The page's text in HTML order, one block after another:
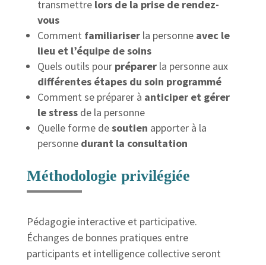
transmettre lors de la prise de rendez-
vous
Comment familiariserla personne avec le
lieu et l’équipe de soins
Quels outils pour préparer la personne aux
différentes étapes du soin programmé
Comment se préparer à anticiper et gérer
le stressde la personne
Quelle forme desoutien apporter à la
personne durant la consultation
Méthodologie privilégiée
Pédagogie interactive et participative.
Échanges de bonnes pratiques entre
participants et intelligence collective seront